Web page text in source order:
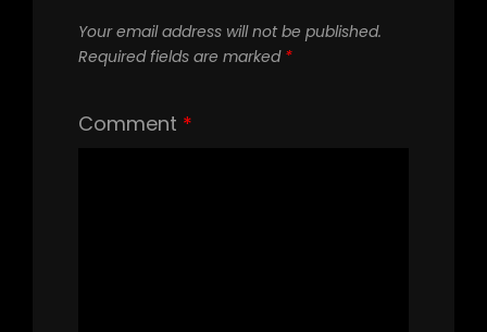
Your email address will not be published.
Required fields are marked *
Comment *